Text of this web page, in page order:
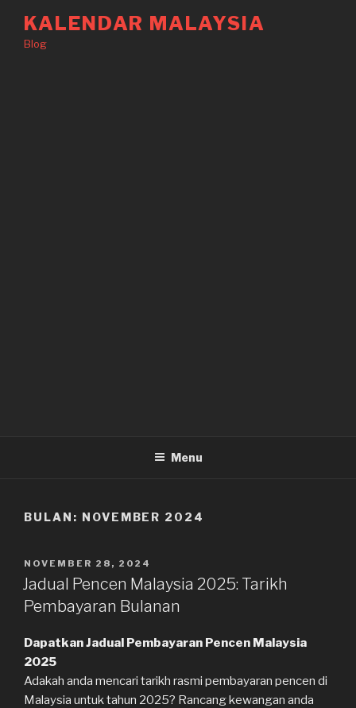
kandungan
KALENDAR MALAYSIA
Blog
Menu
BULAN: NOVEMBER 2024
DIKIRIM
PADA
NOVEMBER 28, 2024
Jadual Pencen Malaysia 2025: Tarikh
Pembayaran Bulanan
Dapatkan Jadual Pembayaran Pencen Malaysia
2025
Adakah anda mencari tarikh rasmi pembayaran pencen di
Malaysia untuk tahun 2025? Rancang kewangan anda